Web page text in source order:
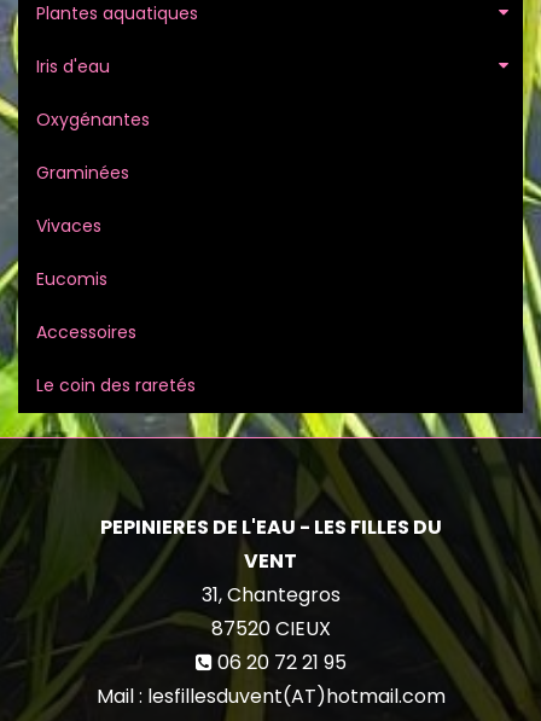
Plantes aquatiques
Iris d'eau
Oxygénantes
Graminées
Vivaces
Eucomis
Accessoires
Le coin des raretés
PEPINIERES DE L'EAU - LES FILLES DU
VENT
31, Chantegros
87520CIEUX
06 20 72 21 95
Mail : lesfillesduvent(AT)hotmail.com